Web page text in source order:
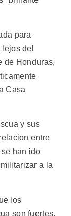
para
del
de Honduras,
Casa
y sus
entre
han ido
a la
los
son fuertes,